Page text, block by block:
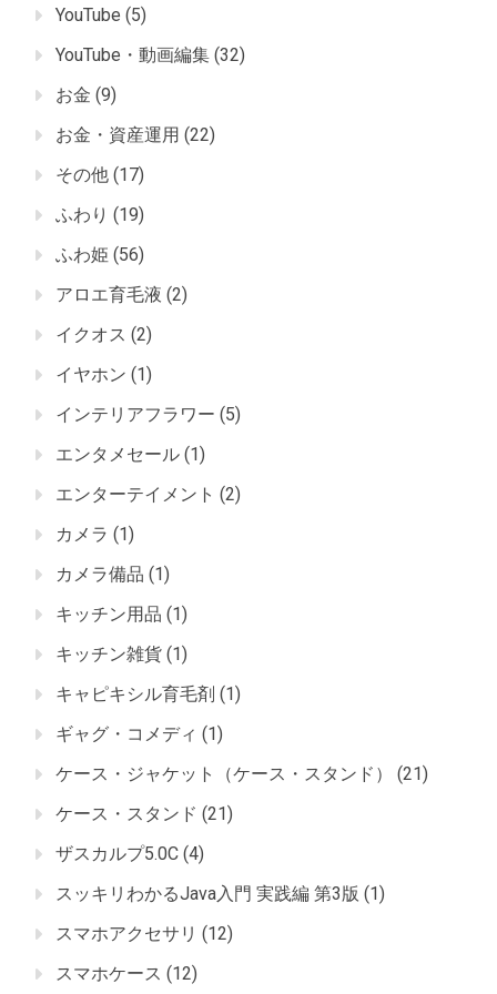
YouTube (5)
YouTube・動画編集 (32)
お金 (9)
お金・資産運用 (22)
その他 (17)
ふわり (19)
ふわ姫 (56)
アロエ育毛液 (2)
イクオス (2)
イヤホン (1)
インテリアフラワー (5)
エンタメセール (1)
エンターテイメント (2)
カメラ (1)
カメラ備品 (1)
キッチン用品 (1)
キッチン雑貨 (1)
キャピキシル育毛剤 (1)
ギャグ・コメディ (1)
ケース・ジャケット（ケース・スタンド）
(21)
ケース・スタンド (21)
ザスカルプ5.0C (4)
スッキリわかるJava入門 実践編 第3版 (1)
スマホアクセサリ (12)
スマホケース (12)